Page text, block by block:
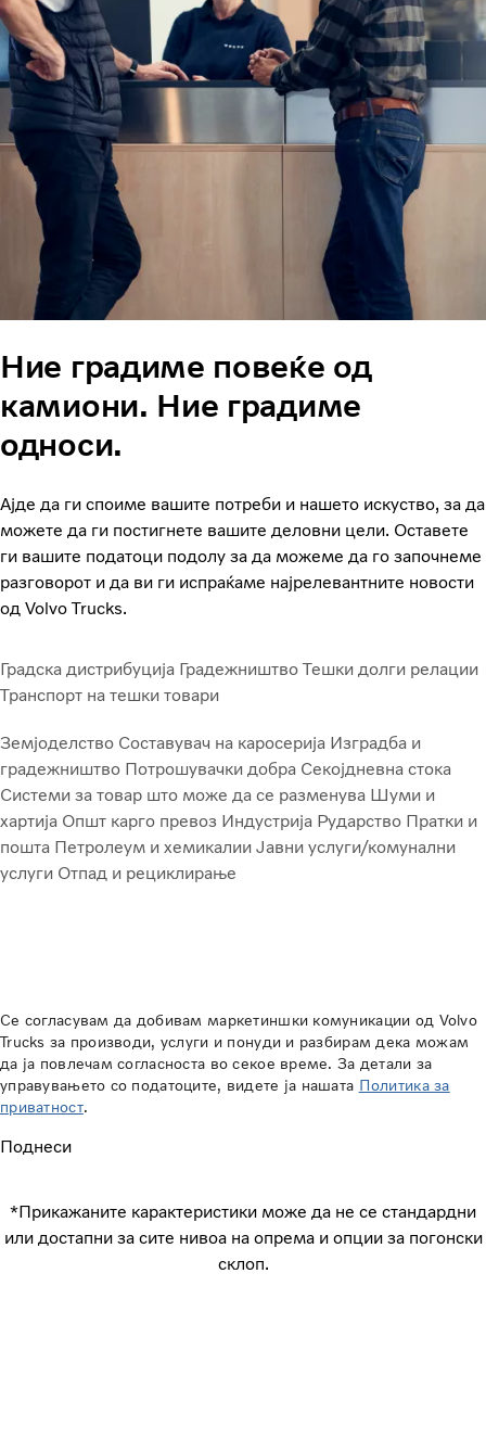
Ние градиме повеќе од
камиони. Ние градиме
односи.
Ајде да ги споиме вашите потреби и нашето искуство, за да
можете да ги постигнете вашите деловни цели. Оставете
ги вашите податоци подолу за да можеме да го започнеме
разговорот и да ви ги испраќаме најрелевантните новости
од Volvo Trucks.
Градска дистрибуција Градежништво Тешки долги релации
Транспорт на тешки товари
Земјоделство Составувач на каросерија Изградба и
градежништво Потрошувачки добра Секојдневна стока
Системи за товар што може да се разменува Шуми и
хартија Општ карго превоз Индустрија Рударство Пратки и
пошта Петролеум и хемикалии Јавни услуги/комунални
услуги Отпад и рециклирање
Се согласувам да добивам маркетиншки комуникации од Volvo
Trucks за производи, услуги и понуди и разбирам дека можам
да ја повлечам согласноста во секое време. За детали за
управувањето со податоците, видете ја нашата Политика за
приватност.
Поднеси
*Прикажаните карактеристики може да не се стандардни
или достапни за сите нивоа на опрема и опции за погонски
склоп.